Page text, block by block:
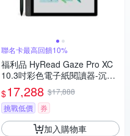
聯名卡最高回饋10%
福利品 HyRead Gaze Pro XC
10.3吋彩色電子紙閱讀器-沉穩
黑
$17,288 $17,888
挑戰低價
券
加入購物車